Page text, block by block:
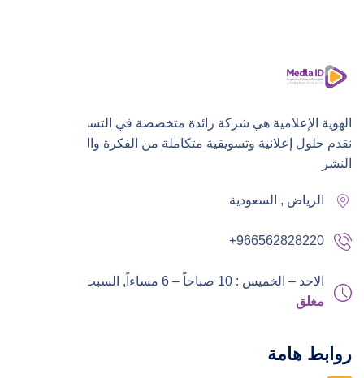
الهوية الإعلامية هي شركة رائدة متخصصة في التسويق الرقمي،
نقدم حلول إعلانية وتسويقية متكاملة من الفكرة والتنفيذ إلى
النشر
الرياض , السعودية
+966562828220
الاحد – الخميس : 10 صباحاً – 6 مساءاً,
السبت – الجمعة :
مغلق
روابط هامة